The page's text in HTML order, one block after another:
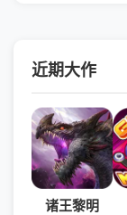
近期大作
诸王黎明